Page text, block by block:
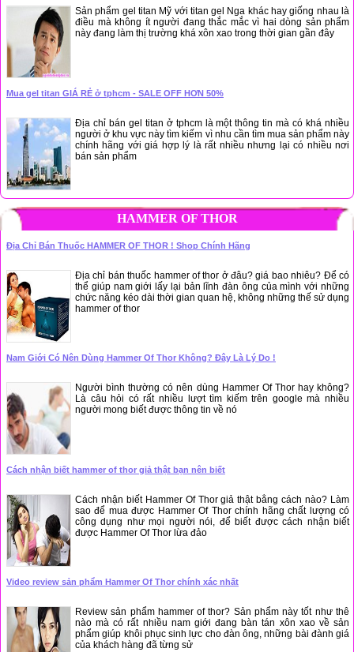
Sản phẩm gel titan Mỹ với titan gel Nga khác hay giống nhau là
điều mà không ít người đang thắc mắc vì hai dòng sản phẩm
này đang làm thị trường khá xôn xao trong thời gian gần đây
Mua gel titan GIÁ RẺ ở tphcm - SALE OFF HƠN 50%
Địa chỉ bán gel titan ở tphcm là một thông tin mà có khá nhiều
người ở khu vực này tìm kiếm vì nhu cần tìm mua sản phẩm này
chính hãng với giá hợp lý là rất nhiều nhưng lại có nhiều nơi
bán sản phẩm
HAMMER OF THOR
Địa Chỉ Bán Thuốc HAMMER OF THOR ! Shop Chính Hãng
Địa chỉ bán thuốc hammer of thor ở đâu? giá bao nhiêu? Để có
thể giúp nam giới lấy lại bản lĩnh đàn ông của mình với những
chức năng kéo dài thời gian quan hệ, không những thế sử dụng
hammer of thor
Nam Giới Có Nên Dùng Hammer Of Thor Không? Đây Là Lý Do !
Người bình thường có nên dùng Hammer Of Thor hay không?
Là câu hỏi có rất nhiều lượt tìm kiếm trên google mà nhiều
người mong biết được thông tin về nó
Cách nhận biết hammer of thor giả thật bạn nên biết
Cách nhận biết Hammer Of Thor giả thật bằng cách nào? Làm
sao để mua được Hammer Of Thor chính hãng chất lượng có
công dụng như mọi người nói, để biết được cách nhận biết
được Hammer Of Thor lừa đảo
Video review sản phẩm Hammer Of Thor chính xác nhất
Review sản phẩm hammer of thor? Sản phẩm này tốt như thê
nào mà có rất nhiều nam giới đang bàn tán xôn xao về sản
phẩm giúp khôi phục sinh lực cho đàn ông, những bài đành giá
của khách hàng đã từng sử